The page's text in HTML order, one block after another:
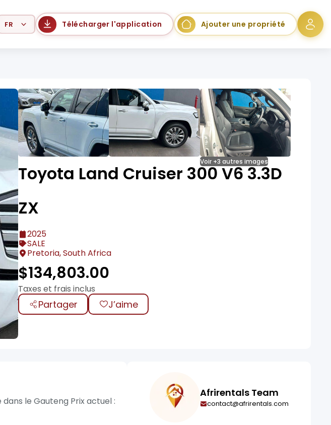
Language Télécharger l'application Ajouter une propriété
Voir +3 autres images
Toyota Land Cruiser 300 V6 3.3D
ZX
2025
SALE
Pretoria, South Africa
$134,803.00
Taxes et frais inclus
Partager J’aime
dans le Gauteng Prix actuel :
Afrirentals Team
contact@afrirentals.com